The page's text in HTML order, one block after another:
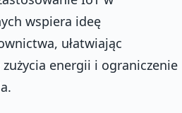
wspiera ideę
ułatwiając
energii i ograniczenie